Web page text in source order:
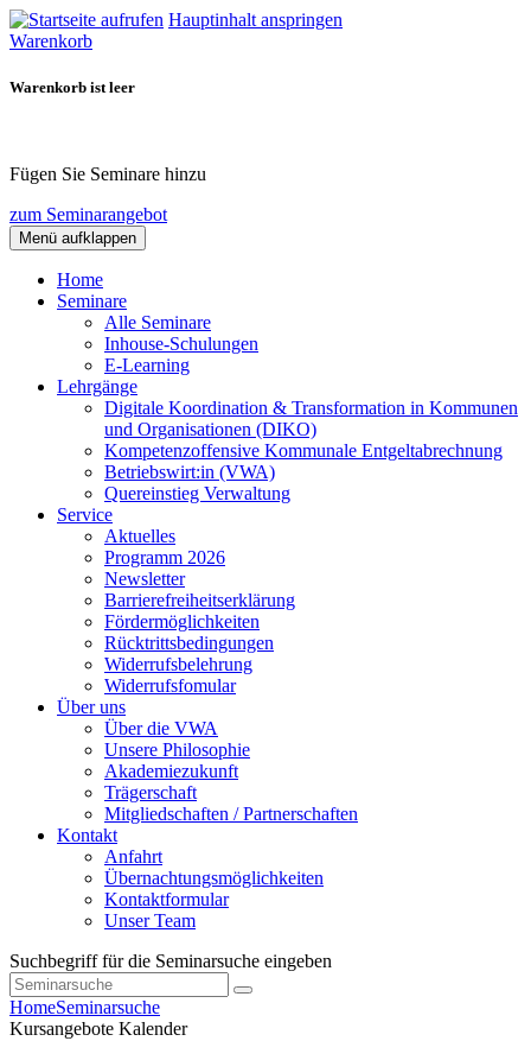
Hauptinhalt anspringen
Warenkorb
Warenkorb ist leer
Fügen Sie Seminare hinzu
zum Seminarangebot
Menü aufklappen
Home
Seminare
Alle Seminare
Inhouse-Schulungen
E-Learning
Lehrgänge
Digitale Koordination & Transformation in Kommunen
und Organisationen (DIKO)
Kompetenzoffensive Kommunale Entgeltabrechnung
Betriebswirt:in (VWA)
Quereinstieg Verwaltung
Service
Aktuelles
Programm 2026
Newsletter
Barrierefreiheitserklärung
Fördermöglichkeiten
Rücktrittsbedingungen
Widerrufsbelehrung
Widerrufsfomular
Über uns
Über die VWA
Unsere Philosophie
Akademiezukunft
Trägerschaft
Mitgliedschaften / Partnerschaften
Kontakt
Anfahrt
Übernachtungsmöglichkeiten
Kontaktformular
Unser Team
Suchbegriff für die Seminarsuche eingeben
HomeSeminarsuche
Kursangebote Kalender